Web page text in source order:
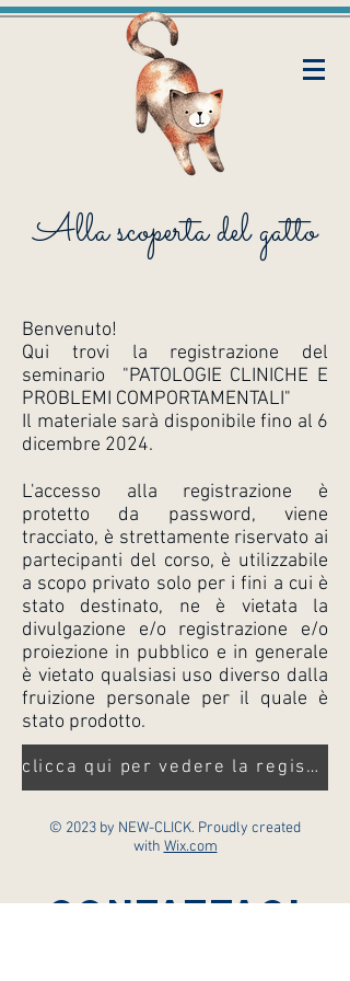
Alla scoperta del gatto
Benvenuto!
Qui trovi la registrazione del
seminario "PATOLOGIE CLINICHE E
PROBLEMI COMPORTAMENTALI"
Il materiale sarà disponibile fino al 6
dicembre 2024.
L'accesso alla registrazione è
protetto da password, viene
tracciato, è strettamente riservato ai
partecipanti del corso, è utilizzabile
a scopo privato solo per i fini a cui è
stato destinato, ne è vietata la
divulgazione e/o registrazione e/o
proiezione in pubblico e in generale
è vietato qualsiasi uso diverso dalla
fruizione personale per il quale è
stato prodotto.
clicca qui per vedere la registrazione
© 2023 by NEW-CLICK. Proudly created
with Wix.com
contattaci